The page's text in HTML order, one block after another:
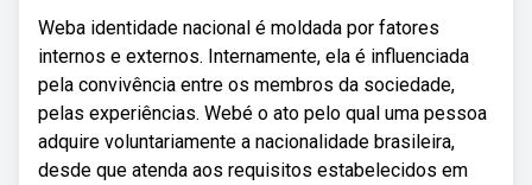
Weba identidade nacional é moldada por fatores
internos e externos. Internamente, ela é influenciada
pela convivência entre os membros da sociedade,
pelas experiências. Webé o ato pelo qual uma pessoa
adquire voluntariamente a nacionalidade brasileira,
desde que atenda aos requisitos estabelecidos em